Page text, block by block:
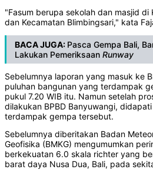
"Fasum berupa sekolah dan masjid di
dan Kecamatan Blimbingsari," kata
BACA JUGA: Pasca Gempa Bali,
Lakukan Pemeriksaan Runway
Sebelumnya laporan yang masuk ke
puluhan bangunan yang terdampak
pukul 7.20 WIB itu. Namun setelah
dilakukan BPBD Banyuwangi,
terdampak gempa tersebut.
Sebelumnya diberitakan Badan
Geofisika (BMKG) mengumumkan
berkekuatan 6.0 skala richter yang
barat daya Nusa Dua, Bali, pada